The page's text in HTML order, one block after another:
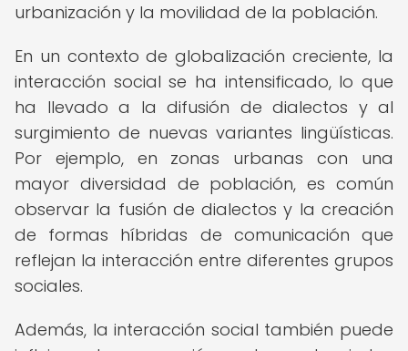
urbanización y la movilidad de la población.
En un contexto de globalización creciente, la
interacción social se ha intensificado, lo que
ha llevado a la difusión de dialectos y al
surgimiento de nuevas variantes lingüísticas.
Por ejemplo, en zonas urbanas con una
mayor diversidad de población, es común
observar la fusión de dialectos y la creación
de formas híbridas de comunicación que
reflejan la interacción entre diferentes grupos
sociales.
Además, la interacción social también puede